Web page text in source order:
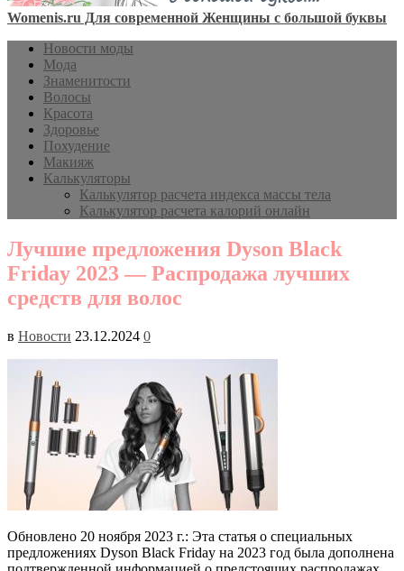
Womenis.ru Для современной Женщины с большой буквы
Новости моды
Мода
Знаменитости
Волосы
Красота
Здоровье
Похудение
Макияж
Калькуляторы
Калькулятор расчета индекса массы тела
Калькулятор расчета калорий онлайн
Лучшие предложения Dyson Black
Friday 2023 — Распродажа лучших
средств для волос
в Новости 23.12.2024 0
Обновлено 20 ноября 2023 г.: Эта статья о специальных
предложениях Dyson Black Friday на 2023 год была дополнена